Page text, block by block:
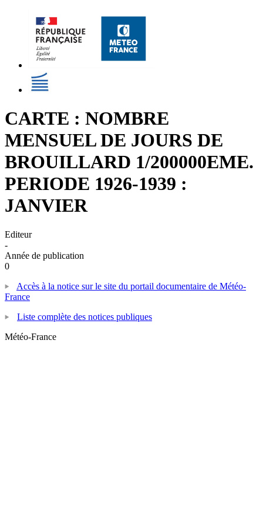
CARTE : NOMBRE
MENSUEL DE JOURS DE
BROUILLARD 1/200000EME.
PERIODE 1926-1939 :
JANVIER
Editeur
-
Année de publication
0
Accès à la notice sur le site du portail documentaire de Météo-
France
Liste complète des notices publiques
Météo-France